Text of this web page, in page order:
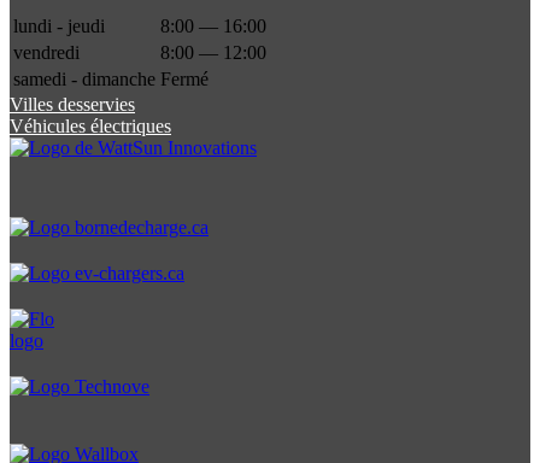
lundi - jeudi
8:00 — 16:00
vendredi
8:00 — 12:00
samedi - dimanche Fermé
Villes desservies
Véhicules électriques